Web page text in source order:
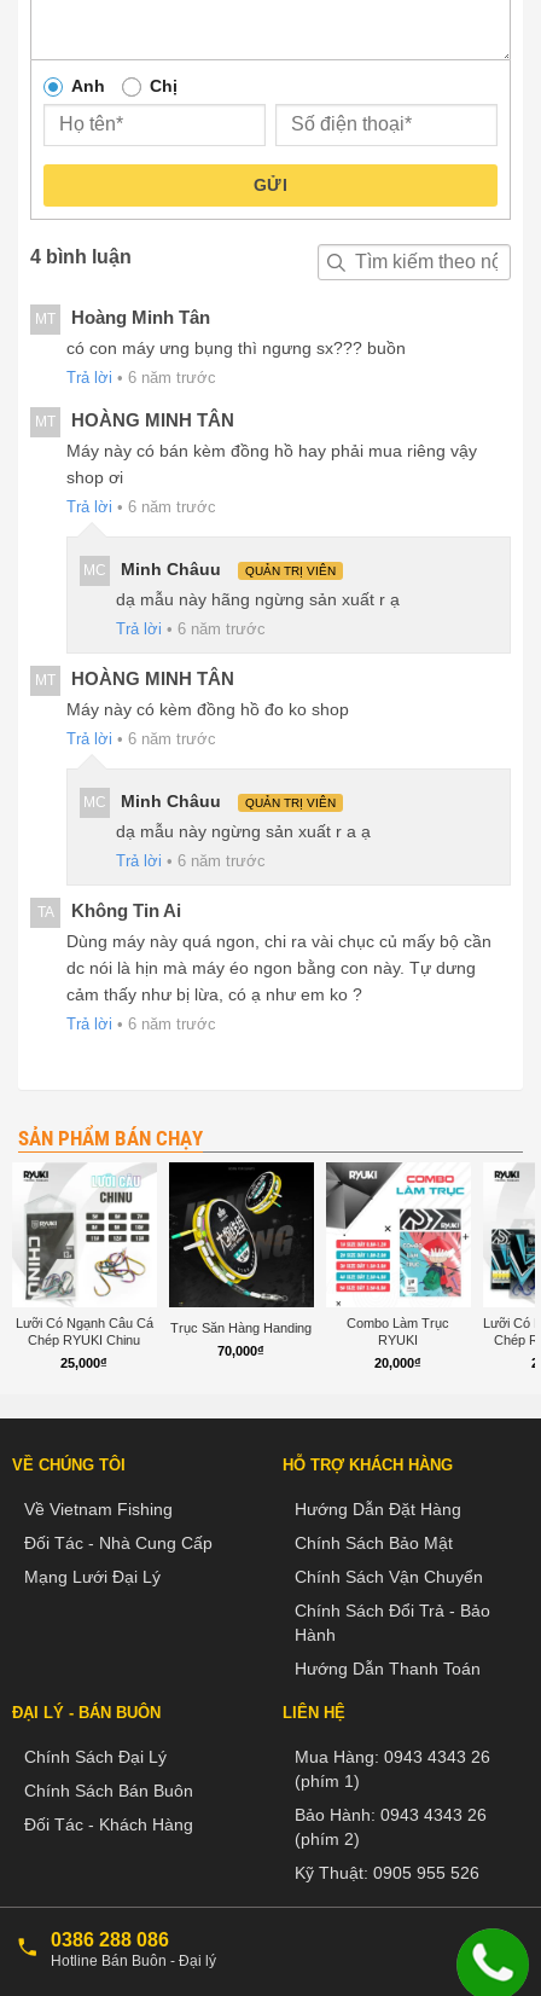
Anh Chị
GỬI
4 bình luận
MT Hoàng Minh Tân
có con máy ưng bụng thì ngưng sx??? buồn
Trả lời • 6 năm trước
MT HOÀNG MINH TÂN
Máy này có bán kèm đồng hồ hay phải mua riêng vậy
shop ơi
Trả lời • 6 năm trước
MC Minh Châuu QUẢN TRỊ VIÊN
dạ mẫu này hãng ngừng sản xuất r ạ
Trả lời • 6 năm trước
MT HOÀNG MINH TÂN
Máy này có kèm đồng hồ đo ko shop
Trả lời • 6 năm trước
MC Minh Châuu QUẢN TRỊ VIÊN
dạ mẫu này ngừng sản xuất r a ạ
Trả lời • 6 năm trước
TA Không Tin Ai
Dùng máy này quá ngon, chi ra vài chục củ mấy bộ cần
dc nói là hịn mà máy éo ngon bằng con này. Tự dưng
cảm thấy như bị lừa, có ạ như em ko ?
Trả lời • 6 năm trước
SẢN PHẨM BÁN CHẠY
Lưỡi Có Ngạnh Câu Cá
Chép RYUKI Chinu
25,000₫
Trục Săn Hàng Handing
70,000₫
Combo Làm Trục
RYUKI
20,000₫
Lưỡi Có
Chép
VỀ CHÚNG TÔI
Về Vietnam Fishing
Đối Tác - Nhà Cung Cấp
Mạng Lưới Đại Lý
HỖ TRỢ KHÁCH HÀNG
Hướng Dẫn Đặt Hàng
Chính Sách Bảo Mật
Chính Sách Vận Chuyển
Chính Sách Đổi Trả - Bảo
Hành
Hướng Dẫn Thanh Toán
ĐẠI LÝ - BÁN BUÔN
Chính Sách Đại Lý
Chính Sách Bán Buôn
Đối Tác - Khách Hàng
LIÊN HỆ
Mua Hàng: 0943 4343 26
(phím 1)
Bảo Hành: 0943 4343 26
(phím 2)
Kỹ Thuật: 0905 955 526
0386 288 086
Hotline Bán Buôn - Đại lý